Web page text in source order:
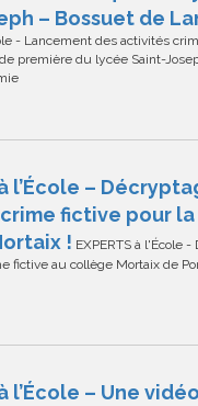
– Bossuet de
- Lancement des activités
première du lycée Saint-
à l’École –
fictive pour la
! EXPERTS à l'École
fictive au collège Mortaix de
à l’École – Une